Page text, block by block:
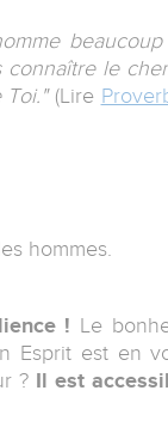
beaucoup
connaître le
Toi."(Lire
hommes.
! Le
Esprit est en
? Il est